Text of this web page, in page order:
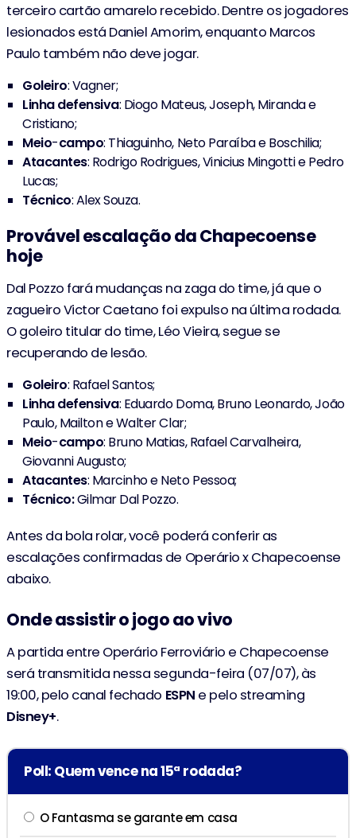
terceiro cartão amarelo recebido. Dentre os jogadores
lesionados está Daniel Amorim, enquanto Marcos
Paulo também não deve jogar.
Goleiro: Vagner;
Linhadefensiva: Diogo Mateus, Joseph, Miranda e
Cristiano;
Meio-campo: Thiaguinho, Neto Paraíba e Boschilia;
Atacantes: Rodrigo Rodrigues, Vinicius Mingotti e Pedro
Lucas;
Técnico: Alex Souza.
Provável escalação da Chapecoense
hoje
Dal Pozzo fará mudanças na zaga do time, já que o
zagueiro Victor Caetano foi expulso na última rodada.
O goleiro titular do time, Léo Vieira, segue se
recuperando de lesão.
Goleiro: Rafael Santos;
Linhadefensiva: Eduardo Doma, Bruno Leonardo, João
Paulo, Mailton e Walter Clar;
Meio-campo: Bruno Matias, Rafael Carvalheira,
Giovanni Augusto;
Atacantes: Marcinho e Neto Pessoa;
Técnico:Gilmar Dal Pozzo.
Antes da bola rolar, você poderá conferir as
escalações confirmadas de Operário x Chapecoense
abaixo.
Onde assistir o jogo ao vivo
A partida entre Operário Ferroviário e Chapecoense
será transmitida nessa segunda-feira (07/07), às
19:00, pelo canal fechado ESPN e pelo streaming
Disney+.
Poll: Quem vence na 15ª rodada?
O Fantasma se garante em casa